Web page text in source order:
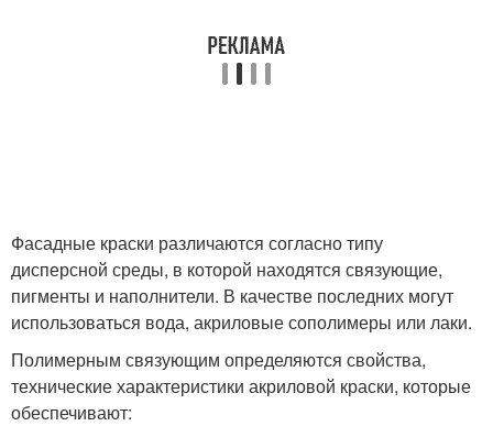
Фасадные краски различаются согласно типу
дисперсной среды, в которой находятся связующие,
пигменты и наполнители. В качестве последних могут
использоваться вода, акриловые сополимеры или лаки.
Полимерным связующим определяются свойства,
технические характеристики акриловой краски, которые
обеспечивают: